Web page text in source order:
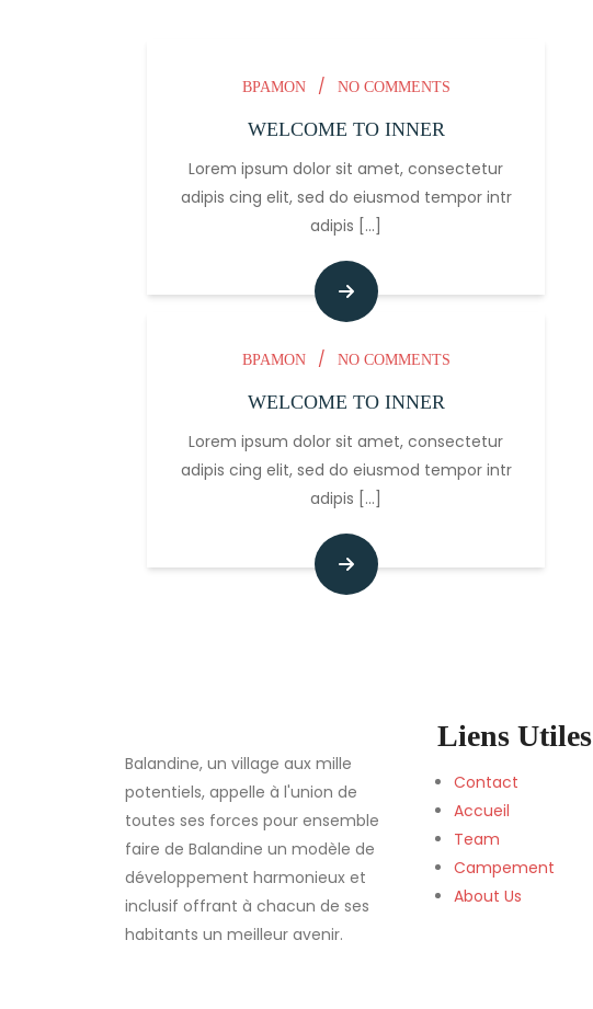
BPAMON / NO COMMENTS
WELCOME TO INNER
Lorem ipsum dolor sit amet, consectetur
adipis cing elit, sed do eiusmod tempor intr
adipis [...]
BPAMON / NO COMMENTS
WELCOME TO INNER
Lorem ipsum dolor sit amet, consectetur
adipis cing elit, sed do eiusmod tempor intr
adipis [...]
Balandine, un village aux mille
potentiels, appelle à l'union de
toutes ses forces pour ensemble
faire de Balandine un modèle de
développement harmonieux et
inclusif offrant à chacun de ses
habitants un meilleur avenir.
Liens Utiles
Contact
Accueil
Team
Campement
About Us